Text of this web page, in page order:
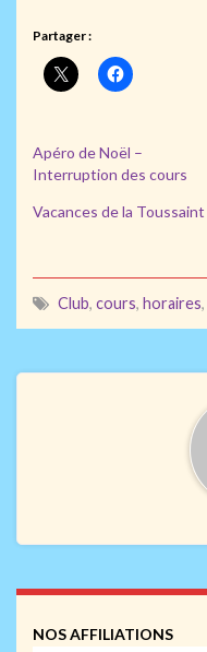
Partager :
Apéro de Noël –
Interruption des cours
Vacances de la Toussaint
Club, cours, horaires,
NOS AFFILIATIONS